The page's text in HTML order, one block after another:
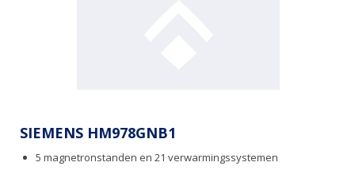
SIEMENS HM978GNB1
5 magnetronstanden en 21 verwarmingssystemen